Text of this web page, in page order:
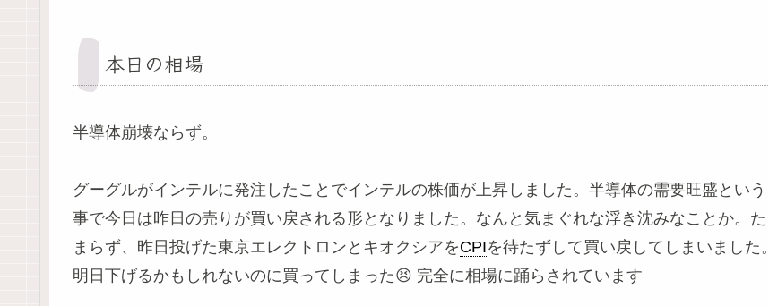
本日の相場
半導体崩壊ならず。
グーグルがインテルに発注したことでインテルの株価が上昇しました。半導体の需要旺盛という
事で今日は昨日の売りが買い戻される形となりました。なんと気まぐれな浮き沈みなことか。た
まらず、昨日投げた東京エレクトロンとキオクシアをCPIを待たずして買い戻してしまいました。
明日下げるかもしれないのに買ってしまった😣 完全に相場に踊らされています